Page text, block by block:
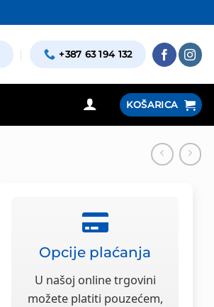
+387 63 194 132
KOŠARICA
Opcije plaćanja
U našoj online trgovini
možete platiti pouzećem,